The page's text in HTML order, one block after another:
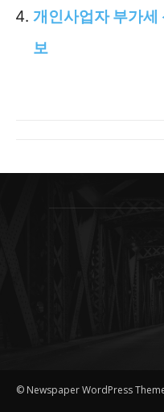
개인사업자 부가세
보
© Newspaper WordPress